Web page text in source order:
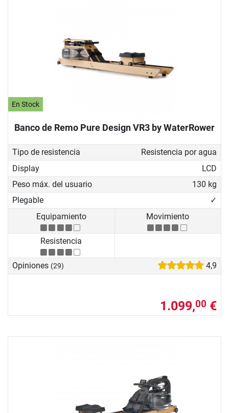
En Stock
Banco de Remo Pure Design VR3 by WaterRower
Tipo de resistencia
Resistencia por agua
Display
LCD
Peso máx. del usuario
130 kg
Plegable
✓
Equipamiento
Movimiento
Resistencia
Opiniones (29) 4,9
1.099,00 €